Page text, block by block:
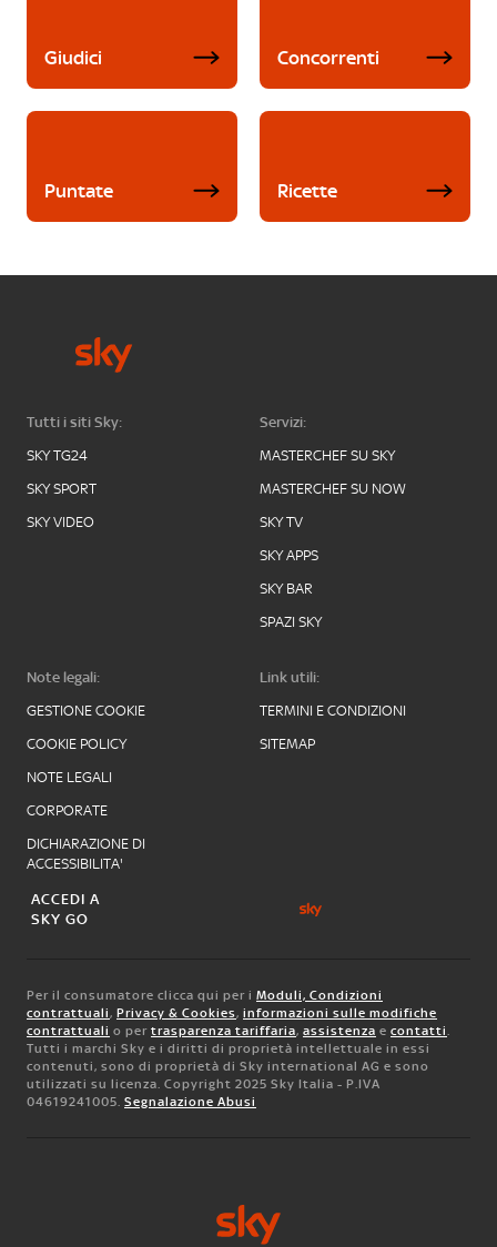
Giudici Concorrenti
Puntate Ricette
Tutti i siti Sky:
SKY TG24
SKY SPORT
SKY VIDEO
Servizi:
MASTERCHEF SU SKY
MASTERCHEF SU NOW
SKY TV
SKY APPS
SKY BAR
SPAZI SKY
Note legali:
GESTIONE COOKIE
COOKIE POLICY
NOTE LEGALI
CORPORATE
DICHIARAZIONE DI
ACCESSIBILITA'
Link utili:
TERMINI E CONDIZIONI
SITEMAP
ACCEDI A
SKY GO
Per il consumatore clicca qui per i Moduli, Condizioni
contrattuali, Privacy & Cookies, informazioni sulle modifiche
contrattuali o per trasparenza tariffaria, assistenza e contatti.
Tutti i marchi Sky e i diritti di proprietà intellettuale in essi
contenuti, sono di proprietà di Sky international AG e sono
utilizzati su licenza. Copyright 2025 Sky Italia - P.IVA
04619241005. Segnalazione Abusi